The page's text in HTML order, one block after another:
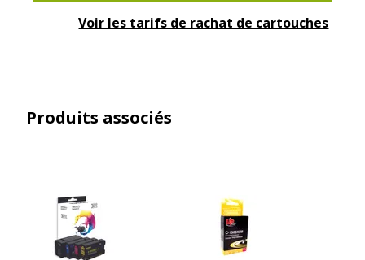
Voir les tarifs de rachat de cartouches
Produits associés